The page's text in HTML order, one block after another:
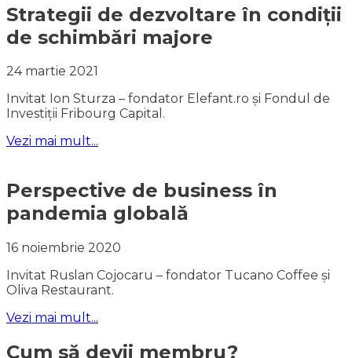
Strategii de dezvoltare în condiții
de schimbări majore
24 martie 2021
Invitat Ion Sturza – fondator Elefant.ro și Fondul de
Investiții Fribourg Capital.
Vezi mai mult...
Perspective de business în
pandemia globală
16 noiembrie 2020
Invitat Ruslan Cojocaru – fondator Tucano Coffee și
Oliva Restaurant.
Vezi mai mult...
Cum să devii membru?